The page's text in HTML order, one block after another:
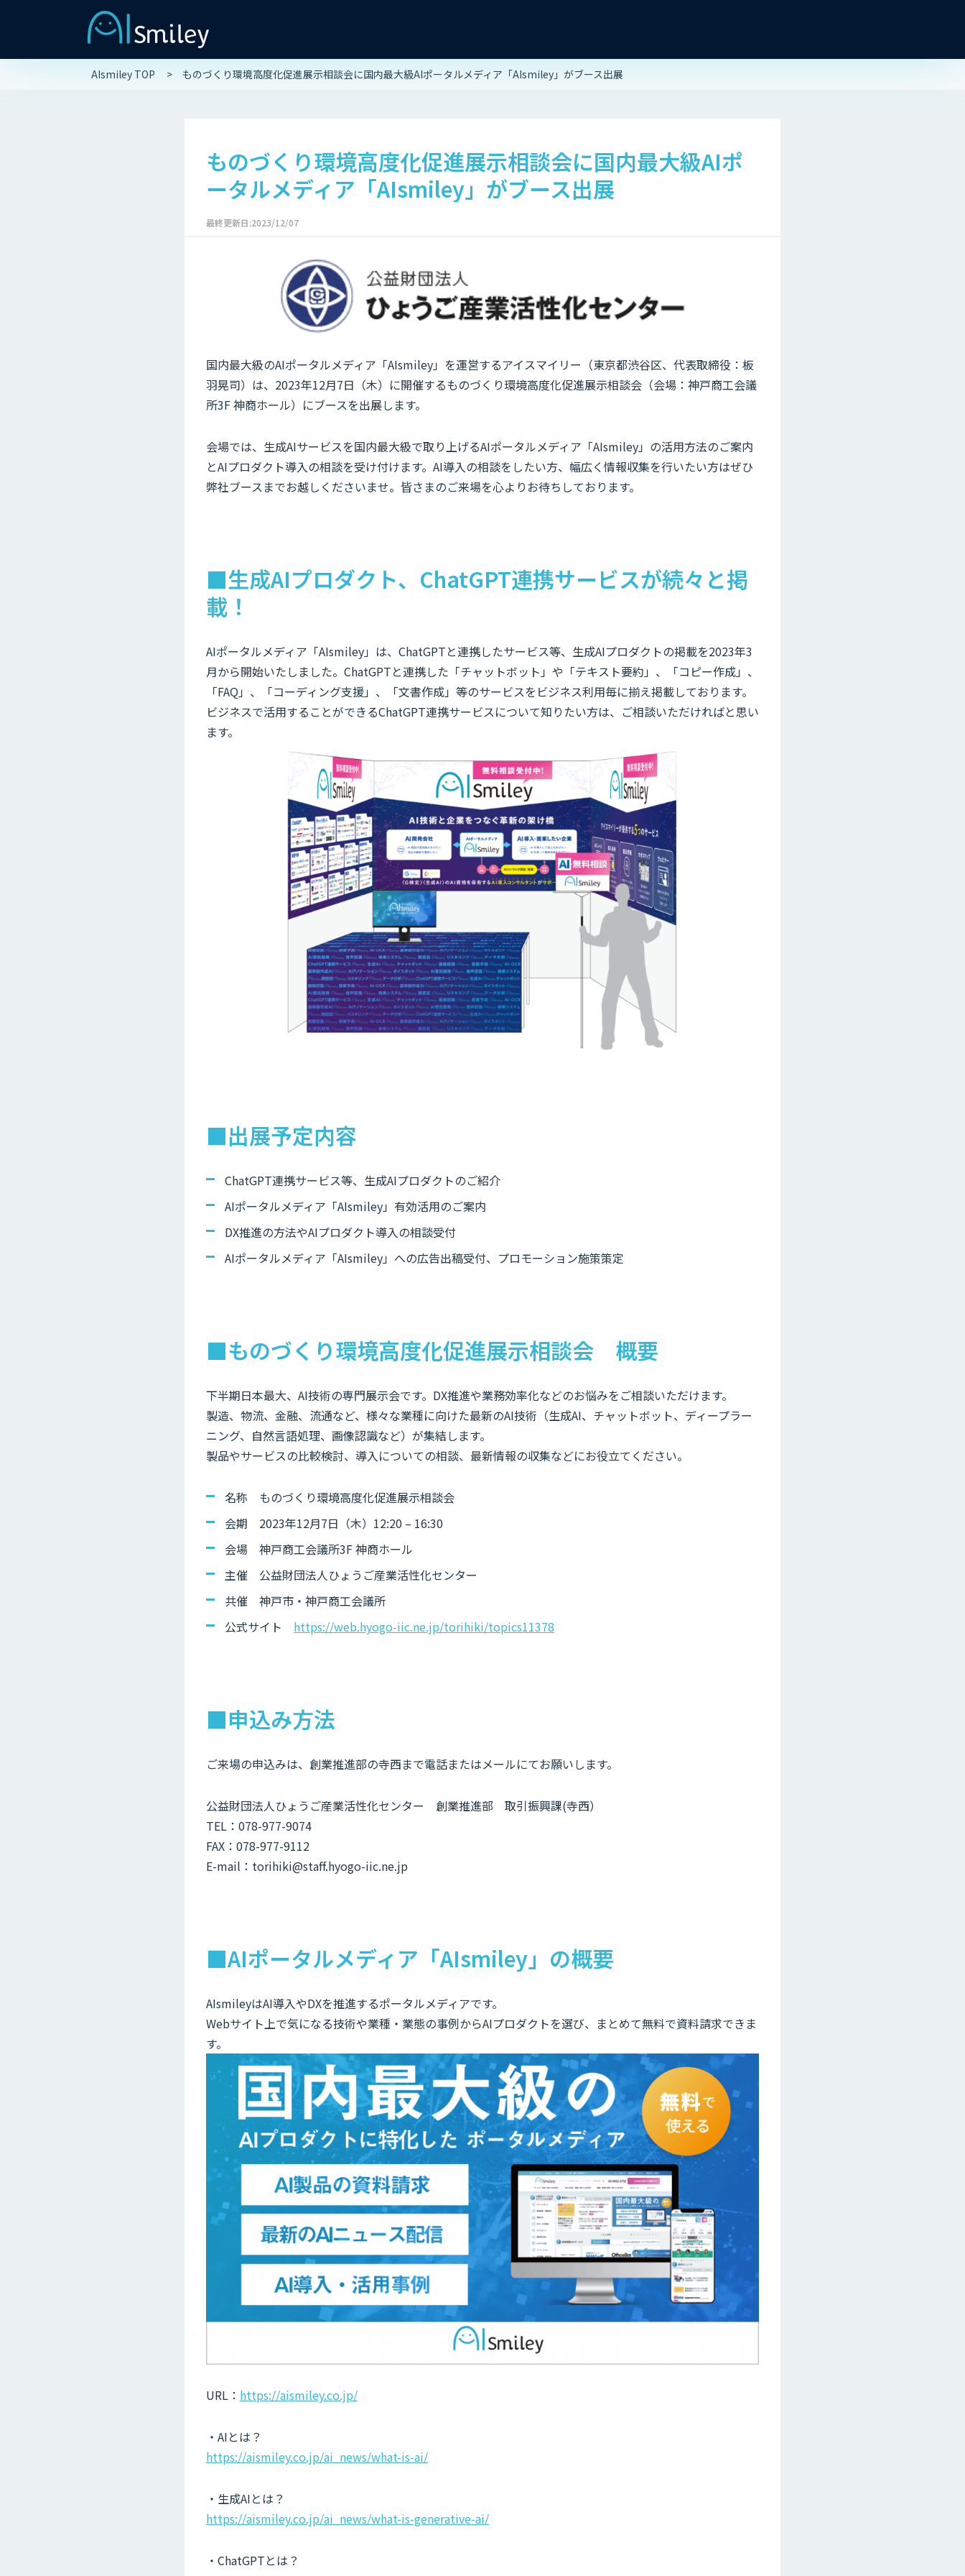
AIsmiley TOP ものづくり環境高度化促進展示相談会に国内最大級AIポータルメディア「AIsmiley」がブース出展
ものづくり環境高度化促進展示相談会に国内最大級AIポ
ータルメディア「AIsmiley」がブース出展
最終更新日:2023/12/07
国内最大級のAIポータルメディア「AIsmiley」を運営するアイスマイリー（東京都渋谷区、代表取締役：板
羽晃司）は、2023年12月7日（木）に開催するものづくり環境高度化促進展示相談会（会場：神戸商工会議
所3F 神商ホール）にブースを出展します。
会場では、生成AIサービスを国内最大級で取り上げるAIポータルメディア「AIsmiley」の活用方法のご案内
とAIプロダクト導入の相談を受け付けます。AI導入の相談をしたい方、幅広く情報収集を行いたい方はぜひ
弊社ブースまでお越しくださいませ。皆さまのご来場を心よりお待ちしております。
■生成AIプロダクト、ChatGPT連携サービスが続々と掲
載！
AIポータルメディア「AIsmiley」は、ChatGPTと連携したサービス等、生成AIプロダクトの掲載を2023年3
月から開始いたしました。ChatGPTと連携した「チャットボット」や「テキスト要約」、「コピー作成」、
「FAQ」、「コーディング支援」、「文書作成」等のサービスをビジネス利用毎に揃え掲載しております。
ビジネスで活用することができるChatGPT連携サービスについて知りたい方は、ご相談いただければと思い
ます。
■出展予定内容
ChatGPT連携サービス等、生成AIプロダクトのご紹介
AIポータルメディア「AIsmiley」有効活用のご案内
DX推進の方法やAIプロダクト導入の相談受付
AIポータルメディア「AIsmiley」への広告出稿受付、プロモーション施策策定
■ものづくり環境高度化促進展示相談会 概要
下半期日本最大、AI技術の専門展示会です。DX推進や業務効率化などのお悩みをご相談いただけます。
製造、物流、金融、流通など、様々な業種に向けた最新のAI技術（生成AI、チャットボット、ディープラー
ニング、自然言語処理、画像認識など）が集結します。
製品やサービスの比較検討、導入についての相談、最新情報の収集などにお役立てください。
名称 ものづくり環境高度化促進展示相談会
会期 2023年12月7日（木）12:20 – 16:30
会場 神戸商工会議所3F 神商ホール
主催 公益財団法人ひょうご産業活性化センター
共催 神戸市・神戸商工会議所
公式サイト https://web.hyogo-iic.ne.jp/torihiki/topics11378
■申込み方法
ご来場の申込みは、創業推進部の寺西まで電話またはメールにてお願いします。
公益財団法人ひょうご産業活性化センター 創業推進部 取引振興課(寺西）
TEL：078-977-9074
FAX：078-977-9112
E-mail：torihiki@staff.hyogo-iic.ne.jp
■AIポータルメディア「AIsmiley」の概要
AIsmileyはAI導入やDXを推進するポータルメディアです。
Webサイト上で気になる技術や業種・業態の事例からAIプロダクトを選び、まとめて無料で資料請求できま
す。
URL： https://aismiley.co.jp/
・AIとは？
https://aismiley.co.jp/ai_news/what-is-ai/
・生成AIとは？
https://aismiley.co.jp/ai_news/what-is-generative-ai/
・ChatGPTとは？